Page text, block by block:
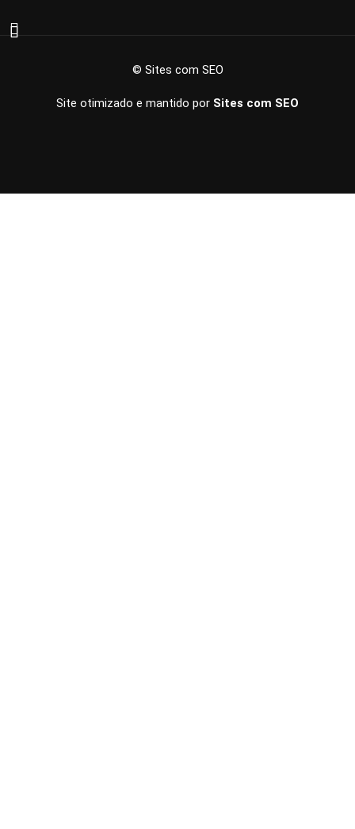
© Sites com SEO
Site otimizado e mantido por Sites com SEO